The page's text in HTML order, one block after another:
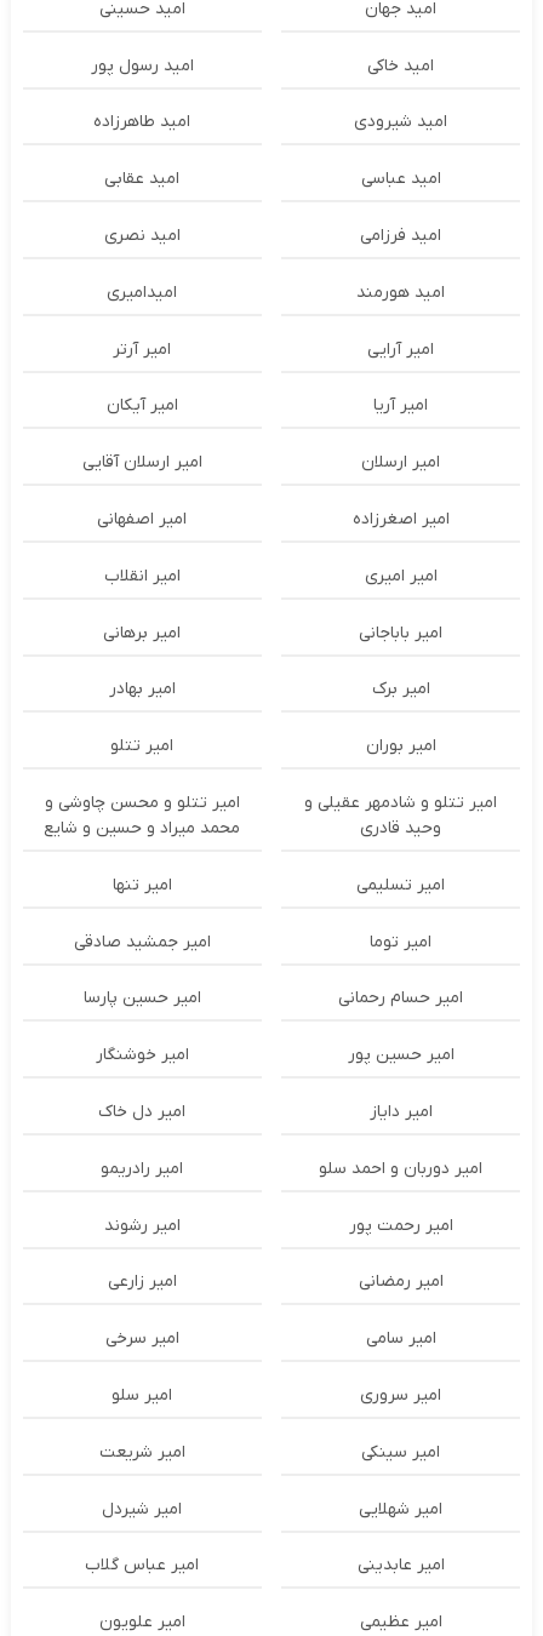
امید جهان امید حسینی
امید خاکی امید رسول پور
امید شیرودی امید طاهرزاده
امید عباسی امید عقابی
امید فرزامی امید نصری
امید هورمند امیدامیری
امیر آرایی امیر آرتر
امیر آریا امیر آیکان
امیر ارسلان امیر ارسلان آقایی
امیر اصغرزاده امیر اصفهانی
امیر امیری امیر انقلاب
امیر باباجانی امیر برهانی
امیر برک امیر بهادر
امیر بوران امیر تتلو
امیر تتلو و شادمهر عقیلی و
وحید قادری
امیر تتلو و محسن چاوشی و
محمد میراد و حسین و شایع
امیر تسلیمی امیر تنها
امیر توما امیر جمشید صادقی
امیر حسام رحمانی امیر حسین پارسا
امیر حسین پور امیر خوشنگار
امیر دایاز امیر دل خاک
امیر دوربان و احمد سلو امیر رادریمو
امیر رحمت پور امیر رشوند
امیر رمضانی امیر زارعی
امیر سامی امیر سرخی
امیر سروری امیر سلو
امیر سینکی امیر شریعت
امیر شهلایی امیر شیردل
امیر عابدینی امیر عباس گلاب
امیر عظیمی امیر علویون